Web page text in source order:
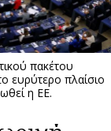
πακέτου
ευρύτερο πλαίσιο
η ΕΕ.